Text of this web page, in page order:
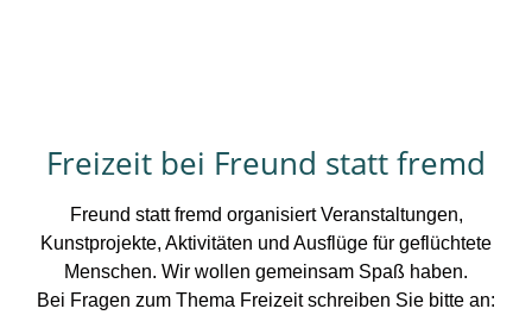
Freizeit bei Freund statt fremd
Freund statt fremd organisiert Veranstaltungen,
Kunstprojekte, Aktivitäten und Ausflüge für geflüchtete
Menschen. Wir wollen gemeinsam Spaß haben.
Bei Fragen zum Thema Freizeit schreiben Sie bitte an: